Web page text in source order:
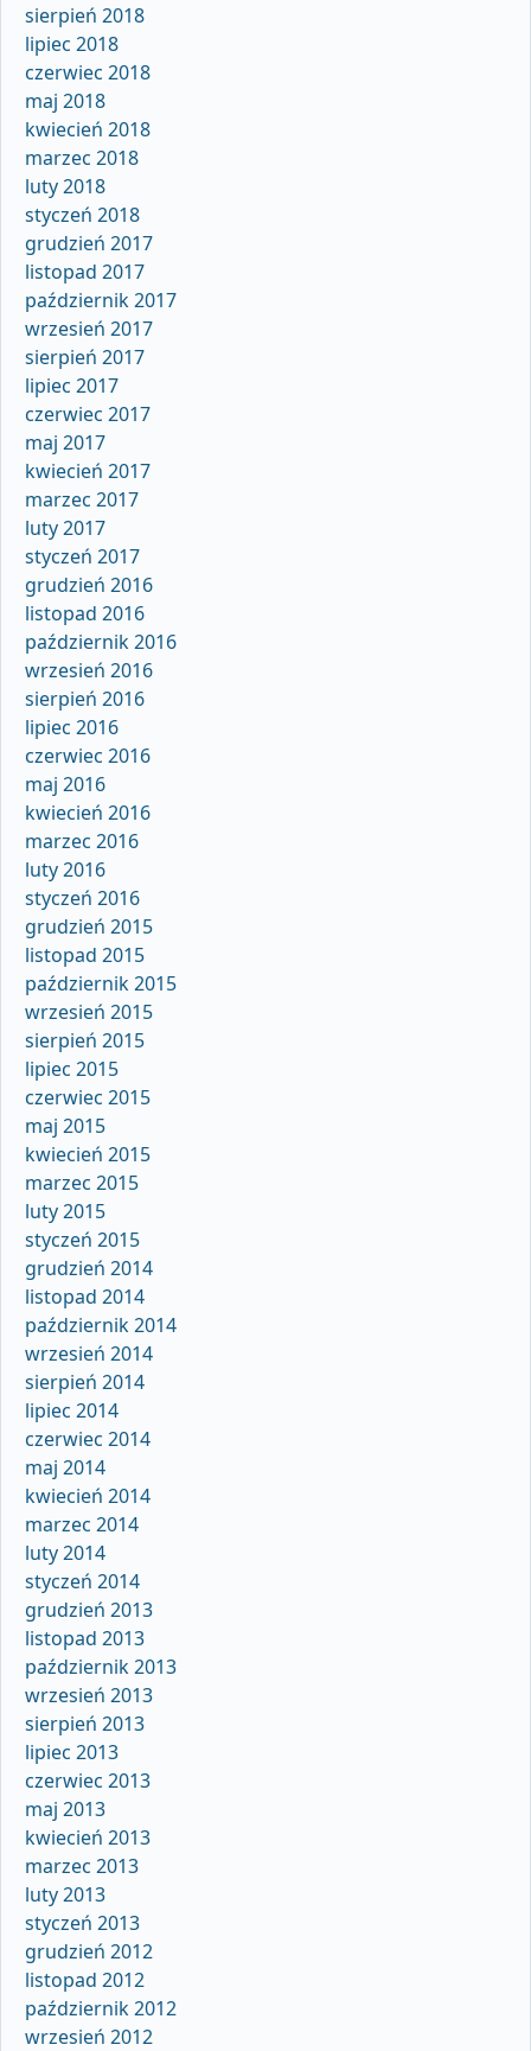
sierpień 2018
lipiec 2018
czerwiec 2018
maj 2018
kwiecień 2018
marzec 2018
luty 2018
styczeń 2018
grudzień 2017
listopad 2017
październik 2017
wrzesień 2017
sierpień 2017
lipiec 2017
czerwiec 2017
maj 2017
kwiecień 2017
marzec 2017
luty 2017
styczeń 2017
grudzień 2016
listopad 2016
październik 2016
wrzesień 2016
sierpień 2016
lipiec 2016
czerwiec 2016
maj 2016
kwiecień 2016
marzec 2016
luty 2016
styczeń 2016
grudzień 2015
listopad 2015
październik 2015
wrzesień 2015
sierpień 2015
lipiec 2015
czerwiec 2015
maj 2015
kwiecień 2015
marzec 2015
luty 2015
styczeń 2015
grudzień 2014
listopad 2014
październik 2014
wrzesień 2014
sierpień 2014
lipiec 2014
czerwiec 2014
maj 2014
kwiecień 2014
marzec 2014
luty 2014
styczeń 2014
grudzień 2013
listopad 2013
październik 2013
wrzesień 2013
sierpień 2013
lipiec 2013
czerwiec 2013
maj 2013
kwiecień 2013
marzec 2013
luty 2013
styczeń 2013
grudzień 2012
listopad 2012
październik 2012
wrzesień 2012